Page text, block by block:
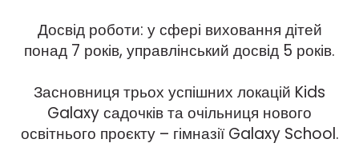
Досвід роботи: у сфері виховання дітей
понад 7 років, управлінський досвід 5 років.
Засновниця трьох успішних локацій Kids
Galaxy садочків та очільниця нового
освітнього проєкту – гімназії Galaxy School.